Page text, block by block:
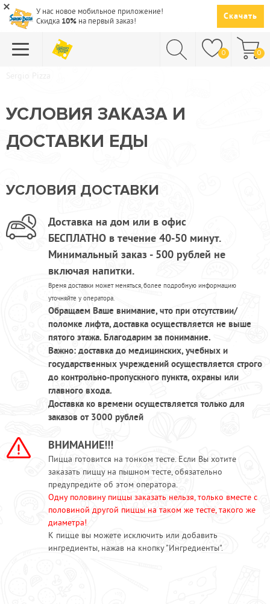
У нас новое мобильное приложение!
Скидка 10% на первый заказ! Скачать
0 0
СУШИ
САЛАТЫ
ГОРЯЧЕЕ
НАПИТКИ
ДЕСЕРТЫ
ПРОЧЕЕ
КАФЕ ЗЕЛЕНОГРАД
КАФЕ БРЁХОВО
АКЦИИ
УСЛОВИЯ ЗАКАЗА И
ДОСТАВКИ ЕДЫ
УСЛОВИЯ ДОСТАВКИ
Доставка на дом или в офис
БЕСПЛАТНО в течение 40-50 минут.
Минимальный заказ - 500 рублей не
включая напитки.
Время доставки может меняться, более подробную информацию
уточняйте у оператора.
Обращаем Ваше внимание, что при отсутствии/
поломке лифта, доставка осуществляется не выше
пятого этажа. Благодарим за понимание.
Важно: доставка до медицинских, учебных и
государственных учреждений осуществляется строго
до контрольно-пропускного пункта, охраны или
главного входа.
Доставка ко времени осуществляется только для
заказов от 3000 рублей
ВНИМАНИЕ!!!
Пицца готовится на тонком тесте. Если Вы хотите
заказать пиццу на пышном тесте, обязательно
предупредите об этом оператора.
Одну половину пиццы заказать нельзя, только вместе с
половиной другой пиццы на таком же тесте, такого же
диаметра!
К пицце вы можете исключить или добавить
ингредиенты, нажав на кнопку "Ингредиенты".